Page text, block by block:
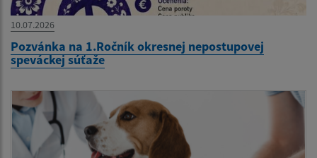
10.07.2026
Pozvánka na 1.Ročník okresnej nepostupovej
speváckej súťaže